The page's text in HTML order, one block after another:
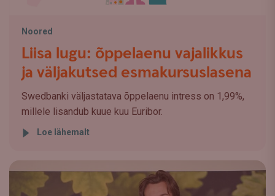
Noored
Liisa lugu: õppelaenu vajalikkus
ja väljakutsed esmakursuslasena
Swedbanki väljastatava õppelaenu intress on 1,99%,
millele lisandub kuue kuu Euribor.
Loe lähemalt